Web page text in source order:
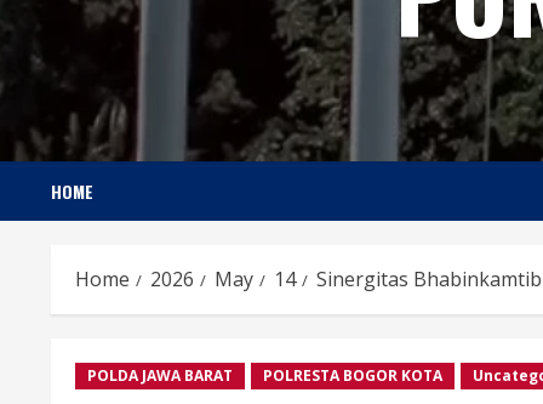
HOME
Home 2026 May 14 Sinergitas
POLDA JAWA BARAT POLRESTA BOGOR KOTA